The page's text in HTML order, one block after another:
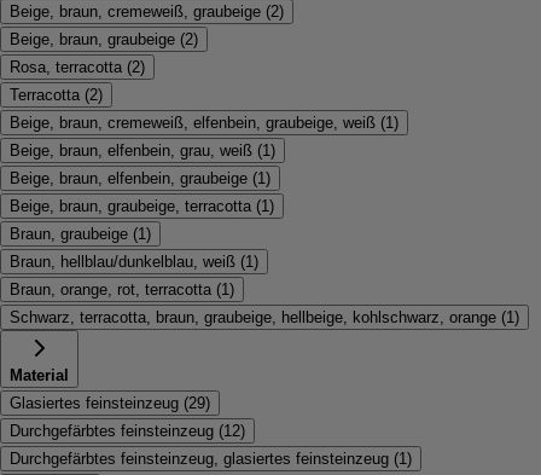
Beige, braun, cremeweiß, graubeige (2)
Beige, braun, graubeige (2)
Rosa, terracotta (2)
Terracotta (2)
Beige, braun, cremeweiß, elfenbein, graubeige, weiß (1 )
Beige, braun, elfenbein, grau, weiß (1 )
Beige, braun, elfenbein, graubeige (1 )
Beige, braun, graubeige, terracotta (1 )
Braun, graubeige (1 )
Braun, hellblau/dunkelblau, weiß (1 )
Braun, orange, rot, terracotta (1 )
Schwarz, terracotta, braun, graubeige, hellbeige, kohlschwarz, orange (1 )
Material
Glasiertes feinsteinzeug (29)
Durchgefärbtes feinsteinzeug (12)
Durchgefärbtes feinsteinzeug, glasiertes feinsteinzeug (1 )